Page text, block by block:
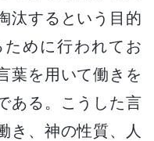
汰するという目的
めに行われてお
葉を用いて働きを
ある。こうした言
き、神の性質、人